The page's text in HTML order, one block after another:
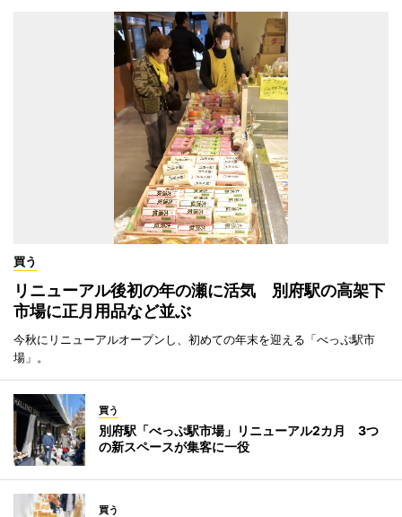
買う
リニューアル後初の年の瀬に活気 別府駅の高架下
市場に正月用品など並ぶ
今秋にリニューアルオープンし、初めての年末を迎える「べっぷ駅市
場」。
買う
別府駅「べっぷ駅市場」リニューアル2カ月 3つ
の新スペースが集客に一役
買う